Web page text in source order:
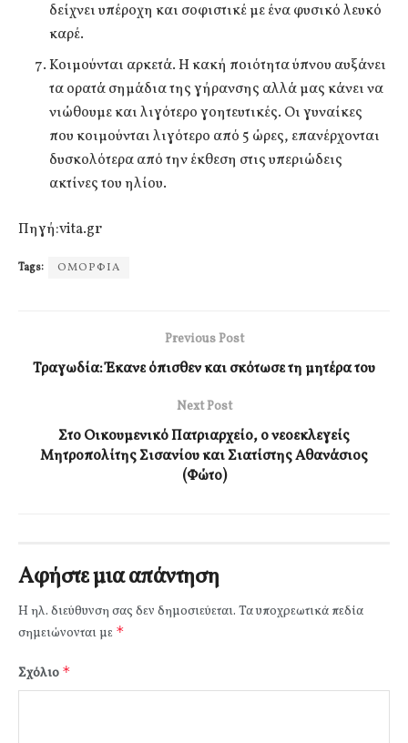
δείχνει υπέροχη και σοφιστικέ με ένα φυσικό λευκό
καρέ.
Κοιμούνται αρκετά. Η κακή ποιότητα ύπνου αυξάνει
τα ορατά σημάδια της γήρανσης αλλά μας κάνει να
νιώθουμε και λιγότερο γοητευτικές. Οι γυναίκες
που κοιμούνται λιγότερο από 5 ώρες, επανέρχονται
δυσκολότερα από την έκθεση στις υπεριώδεις
ακτίνες του ηλίου.
Πηγή:vita.gr
Tags: ΟΜΟΡΦΙΑ
Previous Post
Τραγωδία: Έκανε όπισθεν και σκότωσε τη μητέρα του
Next Post
Στο Οικουμενικό Πατριαρχείο, ο νεοεκλεγείς
Μητροπολίτης Σισανίου και Σιατίστης Αθανάσιος
(Φώτο)
Αφήστε μια απάντηση
Η ηλ. διεύθυνση σας δεν δημοσιεύεται. Τα υποχρεωτικά πεδία
σημειώνονται με *
Σχόλιο *